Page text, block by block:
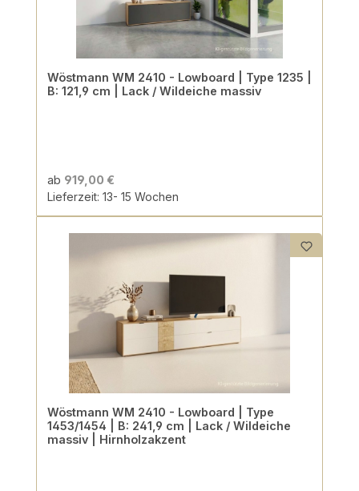
Wöstmann WM 2410 - Lowboard | Type 1235 |
B: 121,9 cm | Lack / Wildeiche massiv
ab 919,00 €
Lieferzeit: 13- 15 Wochen
Wöstmann WM 2410 - Lowboard | Type
1453/1454 | B: 241,9 cm | Lack / Wildeiche
massiv | Hirnholzakzent